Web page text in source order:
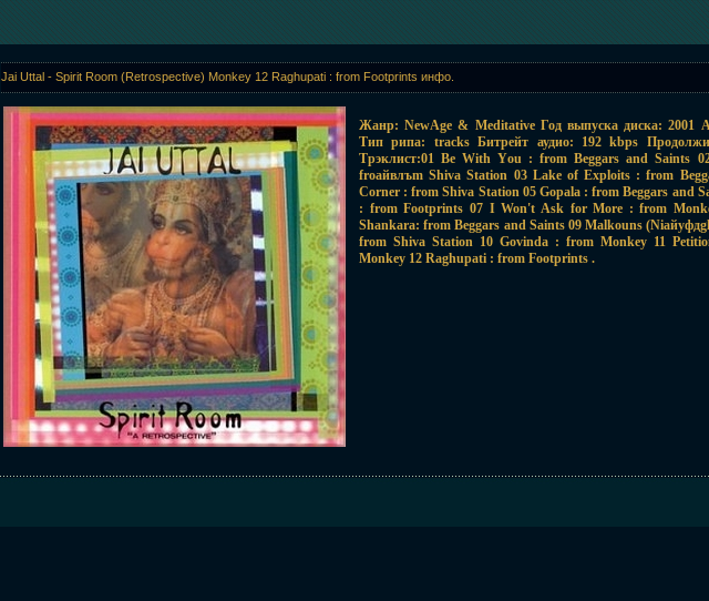
Jai Uttal - Spirit Room (Retrospective) Monkey 12 Raghupati : from Footprints инфо.
Жанр: NewAge & Meditative Год выпуска диска: 2001
Тип рипа: tracks Битрейт аудио: 192 kbps
Трэклист:01 Be With You : from Beggars and Saints
froайвлъm Shiva Station 03 Lake of Exploits : from
Corner : from Shiva Station 05 Gopala : from Beggars and
: from Footprints 07 I Won't Ask for More : from
Shankara: from Beggars and Saints 09 Malkouns
from Shiva Station 10 Govinda : from Monkey 11
Monkey 12 Raghupati : from Footprints .